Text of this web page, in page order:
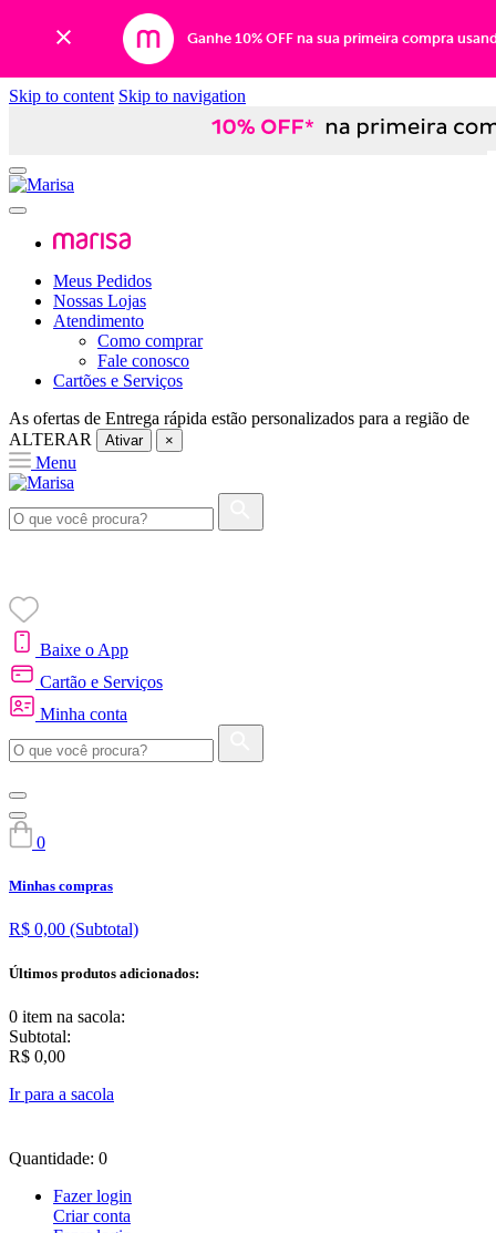
Ganhe 10% OFF na sua primeira compra
Skip to content Skip to navigation
Meus Pedidos
Nossas Lojas
Atendimento
Como comprar
Fale conosco
Cartões e Serviços
As ofertas de Entrega rápida estão personalizados para a região de
ALTERAR
Ativar ×
Menu
Baixe o App
Cartão e Serviços
Minha conta
0
Minhas compras
R$ 0,00 (Subtotal)
Últimos produtos adicionados:
0 item na sacola:
Subtotal:
R$ 0,00
Ir para a sacola
Quantidade: 0
Fazer login
Criar conta